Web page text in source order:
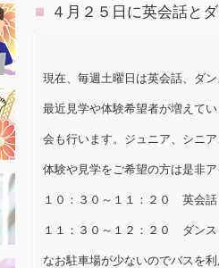
４月２５日に英会話と
現在、毎週土曜日は英会話、ダ
最近見学や体験希望者が増えて
会も行います。ジュニア、シニ
体験や見学をご希望の方は是非
１０：３０～１１：２０ 英会話
１１：３０～１２：２０ ダンス
なお駐車場が少ないのでバスを